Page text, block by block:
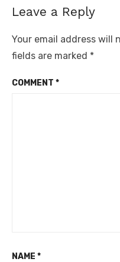
Leave a Reply
Your email address will
fields are marked *
COMMENT *
NAME *